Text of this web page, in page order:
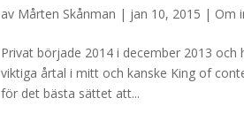
av Mårten Skånman | jan 10, 2015 | Om
Privat började 2014 i december 2013
viktiga årtal i mitt och kanske King of
för det bästa sättet att...